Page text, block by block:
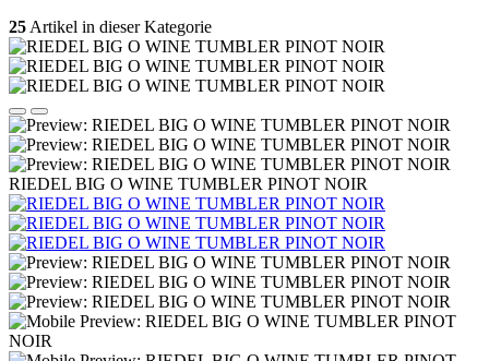
25 Artikel in dieser Kategorie
RIEDEL BIG O WINE TUMBLER PINOT NOIR